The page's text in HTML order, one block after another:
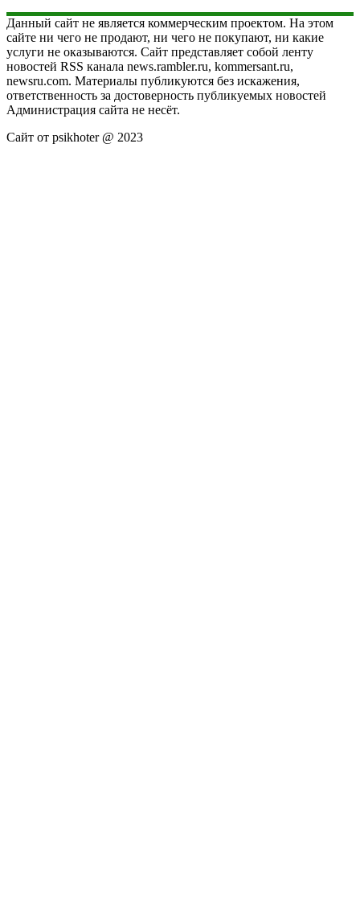
Данный сайт не является коммерческим проектом. На этом
сайте ни чего не продают, ни чего не покупают, ни какие
услуги не оказываются. Сайт представляет собой ленту
новостей RSS канала news.rambler.ru, kommersant.ru,
newsru.com. Материалы публикуются без искажения,
ответственность за достоверность публикуемых новостей
Администрация сайта не несёт.
Сайт от psikhoter @ 2023